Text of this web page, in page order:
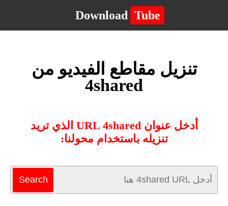
Download Tube
تنزيل مقاطع الفيديو من
4shared
أدخل عنوان URL 4shared الذي تريد
تنزيله باستخدام محولنا: